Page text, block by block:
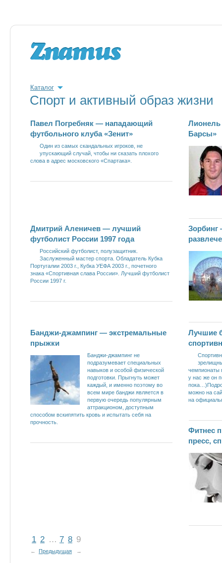
Каталог
Спорт и активный образ жизни
Павел Погребняк — нападающий
футбольного клуба «Зенит»
Один из самых скандальных игроков, не
упускающий случай, чтобы ни сказать плохого
слова в адрес московского «Спартака».
Барсы»
Дмитрий Аленичев — лучший
футболист России 1997 года
Российский футболист, полузащитник.
Заслуженный мастер спорта. Обладатель Кубка
Португалии 2003 г., Кубка УЕФА 2003 г., почетного
знака «Спортивная слава России». Лучший футболист
России 1997 г.
Зорбинг
Банджи-джампинг — экстремальные
прыжки
Банджи-джампинг не
подразумевает специальных
навыков и особой физической
подготовки. Прыгнуть может
каждый, и именно поэтому во
всем мире банджи является в
первую очередь популярным
аттракционом, доступным
способом вскипятить кровь и испытать себя на
прочность.
Лучшие
чемпионаты
у нас же он
можно на
на
Фитнес
пресс,
1 2 … 7 8 9
← Предыдущая →